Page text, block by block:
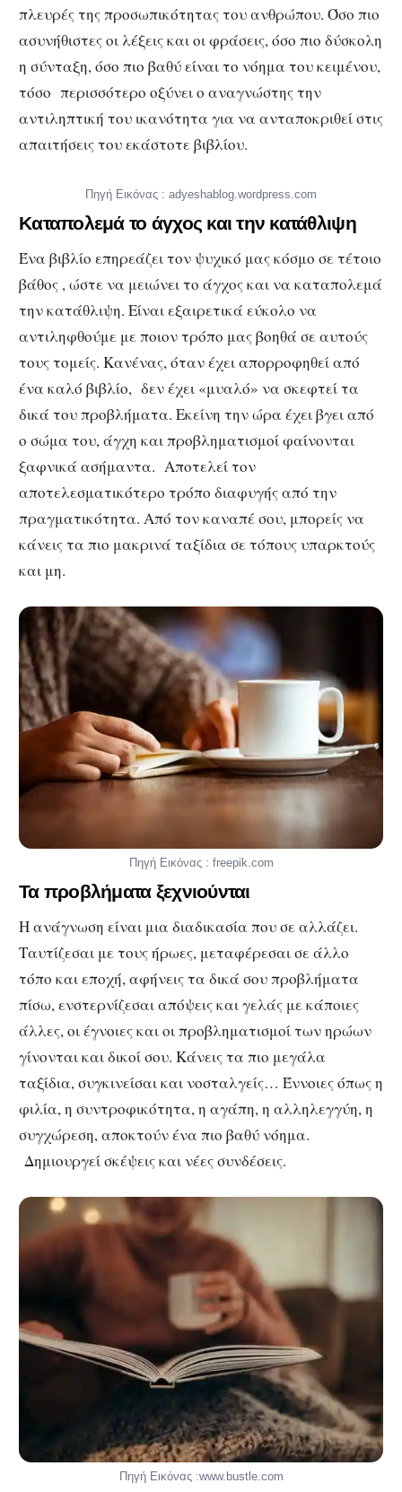
πλευρές της προσωπικότητας του ανθρώπου. Όσο πιο
ασυνήθιστες οι λέξεις και οι φράσεις, όσο πιο δύσκολη
η σύνταξη, όσο πιο βαθύ είναι το νόημα του κειμένου,
τόσο περισσότερο οξύνει ο αναγνώστης την
αντιληπτική του ικανότητα για να ανταποκριθεί στις
απαιτήσεις του εκάστοτε βιβλίου.
Πηγή Εικόνας : adyeshablog.wordpress.com
Καταπολεμά το άγχος και την κατάθλιψη
Ένα βιβλίο επηρεάζει τον ψυχικό μας κόσμο σε τέτοιο
βάθος , ώστε να μειώνει το άγχος και να καταπολεμά
την κατάθλιψη. Είναι εξαιρετικά εύκολο να
αντιληφθούμε με ποιον τρόπο μας βοηθά σε αυτούς
τους τομείς. Κανένας, όταν έχει απορροφηθεί από
ένα καλό βιβλίο, δεν έχει «μυαλό» να σκεφτεί τα
δικά του προβλήματα. Εκείνη την ώρα έχει βγει από
ο σώμα του, άγχη και προβληματισμοί φαίνονται
ξαφνικά ασήμαντα. Αποτελεί τον
αποτελεσματικότερο τρόπο διαφυγής από την
πραγματικότητα. Από τον καναπέ σου, μπορείς να
κάνεις τα πιο μακρινά ταξίδια σε τόπους υπαρκτούς
και μη.
Πηγή Εικόνας : freepik.com
Τα προβλήματα ξεχνιούνται
Η ανάγνωση είναι μια διαδικασία που σε αλλάζει.
Ταυτίζεσαι με τους ήρωες, μεταφέρεσαι σε άλλο
τόπο και εποχή, αφήνεις τα δικά σου προβλήματα
πίσω, ενστερνίζεσαι απόψεις και γελάς με κάποιες
άλλες, οι έγνοιες και οι προβληματισμοί των ηρώων
γίνονται και δικοί σου. Κάνεις τα πιο μεγάλα
ταξίδια, συγκινείσαι και νοσταλγείς… Έννοιες όπως η
φιλία, η συντροφικότητα, η αγάπη, η αλληλεγγύη, η
συγχώρεση, αποκτούν ένα πιο βαθύ νόημα.
Δημιουργεί σκέψεις και νέες συνδέσεις.
Πηγή Εικόνας :www.bustle.com